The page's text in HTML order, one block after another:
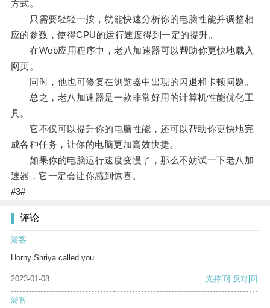
方式。
只需要轻轻一按，就能快速分析你的电脑性能并调整相
应的参数，使得CPU的运行速度得到一定的提升。
在Web应用程序中，老八加速器可以帮助你更快地载入
网页。
同时，他也可修复在浏览器中出现的闪退和卡顿问题。
总之，老八加速器是一款非常好用的计算机性能优化工
具。
它不仅可以提升你的电脑性能，还可以帮助你更快地完
成各种任务，让你的电脑更加高效快捷。
如果你的电脑运行速度变慢了，那么不妨试一下老八加
速器，它一定会让你感到惊喜。
#3#
评论
游客
Horny Shriya called you
2023-01-08 支持[0] 反对[0]
游客